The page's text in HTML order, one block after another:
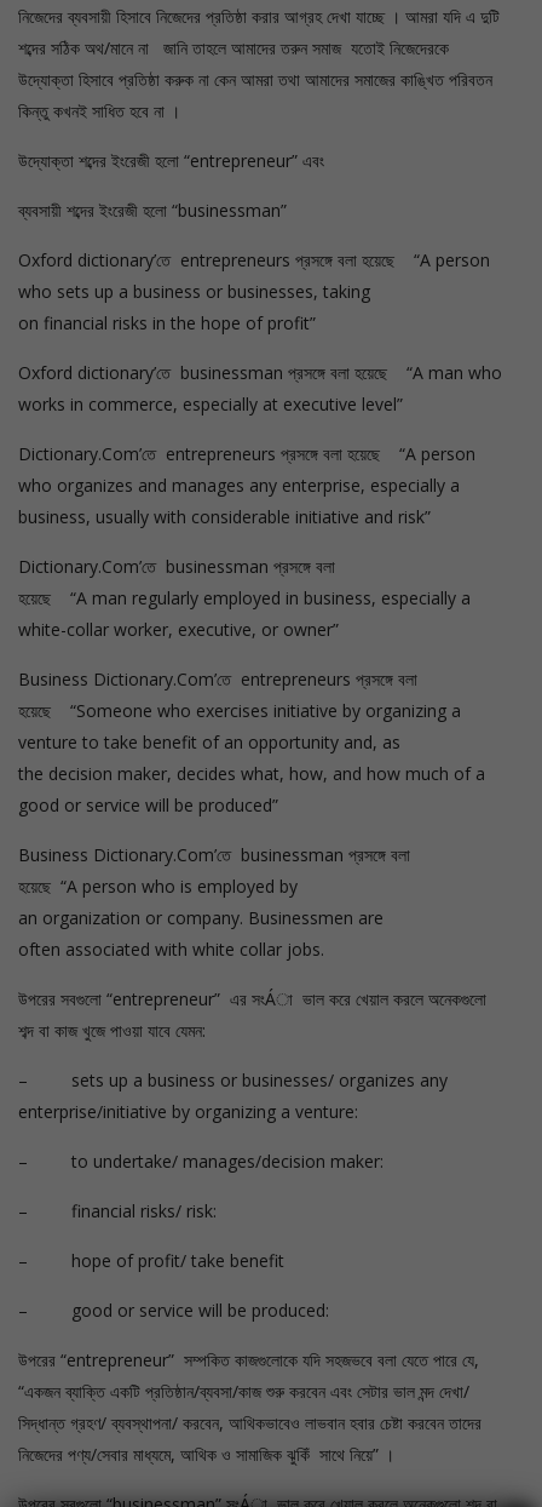
নিজেদের ব্যবসায়ী হিসাবে নিজেদের প্রতিষ্ঠা করার আগ্রহ দেখা যাচ্ছে । আমরা যদি এ দুটি
শব্দের সঠিক অথ/মানে না জানি তাহলে আমাদের তরুন সমাজ যতোই নিজেদেরকে
উদ্যোক্তা হিসাবে প্রতিষ্ঠা করুক না কেন আমরা তথা আমাদের সমাজের কাঙ্খিত পরিবতন
কিন্তু কখনই সাধিত হবে না ।
উদ্যোক্তা শব্দের ইংরেজী হলো “entrepreneur” এবং
ব্যবসায়ী শব্দের ইংরেজী হলো “businessman”
Oxford dictionary’তে entrepreneurs প্রসঙ্গে বলা হয়েছে “A person
who sets up a business or businesses, taking
on financial risks in the hope of profit”
Oxford dictionary’তে businessman প্রসঙ্গে বলা হয়েছে “A man who
works in commerce, especially at executive level”
Dictionary.Com’তে entrepreneurs প্রসঙ্গে বলা হয়েছে “A person
who organizes and manages any enterprise, especially a
business, usually with considerable initiative and risk”
Dictionary.Com’তে businessman প্রসঙ্গে বলা
হয়েছে “A man regularly employed in business, especially a
white-collar worker, executive, or owner”
Business Dictionary.Com’তে entrepreneurs প্রসঙ্গে বলা
হয়েছে “Someone who exercises initiative by organizing a
venture to take benefit of an opportunity and, as
the decision maker, decides what, how, and how much of a
good or service will be produced”
Business Dictionary.Com’তে businessman প্রসঙ্গে বলা
হয়েছে “A person who is employed by
an organization or company. Businessmen are
often associated with white collar jobs.
উপরের সবগুলো “entrepreneur” এর সংÁা ভাল করে খেয়াল করলে অনেকগুলো
শব্দ বা কাজ খুজে পাওয়া যাবে যেমন:
– sets up a business or businesses/ organizes any
enterprise/initiative by organizing a venture:
– to undertake/ manages/decision maker:
– financial risks/ risk:
– hope of profit/ take benefit
– good or service will be produced:
উপরের “entrepreneur” সম্পকিত কাজগুলোকে যদি সহজভবে বলা যেতে পারে যে,
“একজন ব্যাক্তি একটি প্রতিষ্ঠান/ব্যবসা/কাজ শুরু করবেন এবং সেটার ভাল মন্দ দেখা/
সিদ্ধান্ত গ্রহণ/ ব্যবস্থাপনা/ করবেন, আথিকভাবেও লাভবান হবার চেষ্টা করবেন তাদের
নিজেদের পণ্য/সেবার মাধ্যমে, আথিক ও সামাজিক ঝুকিঁ সাথে নিয়ে” ।